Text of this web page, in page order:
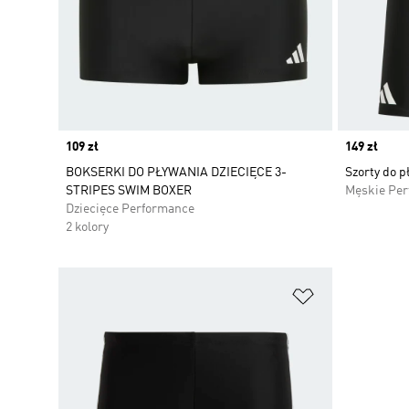
Price
109 zł
BOKSERKI DO PŁYWANIA DZIECIĘCE 3-
STRIPES SWIM BOXER
Dziecięce Performance
2 kolory
Price
149 zł
Szorty do
Męskie